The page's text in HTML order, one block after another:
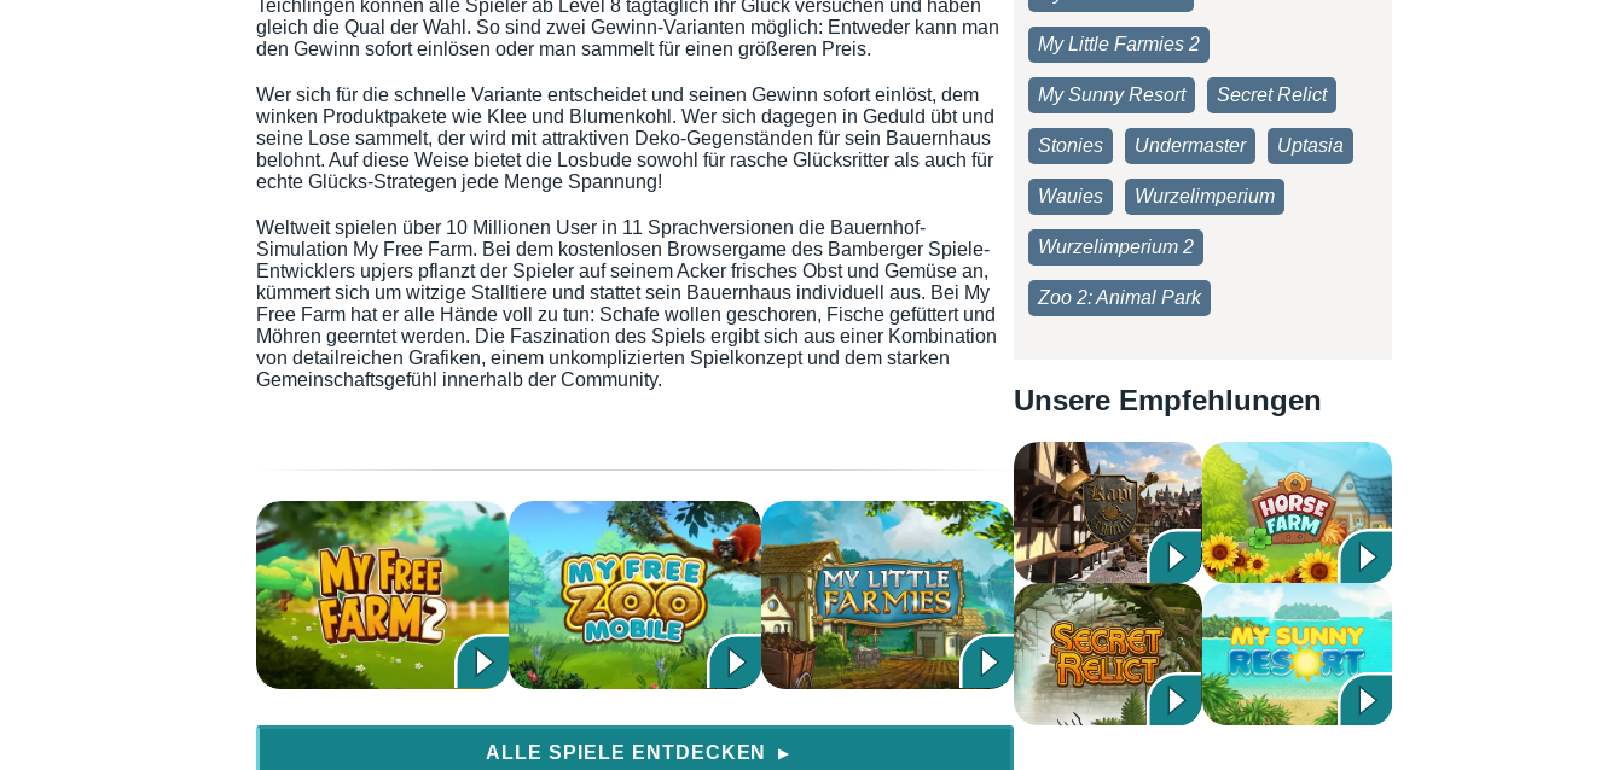
Teichlingen können alle Spieler ab Level 8 tagtäglich ihr Glück versuchen und haben
gleich die Qual der Wahl. So sind zwei Gewinn-Varianten möglich: Entweder kann man
den Gewinn sofort einlösen oder man sammelt für einen größeren Preis.
Wer sich für die schnelle Variante entscheidet und seinen Gewinn sofort einlöst, dem
winken Produktpakete wie Klee und Blumenkohl. Wer sich dagegen in Geduld übt und
seine Lose sammelt, der wird mit attraktiven Deko-Gegenständen für sein Bauernhaus
belohnt. Auf diese Weise bietet die Losbude sowohl für rasche Glücksritter als auch für
echte Glücks-Strategen jede Menge Spannung!
Weltweit spielen über 10 Millionen User in 11 Sprachversionen die Bauernhof-
Simulation My Free Farm. Bei dem kostenlosen Browsergame des Bamberger Spiele-
Entwicklers upjers pflanzt der Spieler auf seinem Acker frisches Obst und Gemüse an,
kümmert sich um witzige Stalltiere und stattet sein Bauernhaus individuell aus. Bei My
Free Farm hat er alle Hände voll zu tun: Schafe wollen geschoren, Fische gefüttert und
Möhren geerntet werden. Die Faszination des Spiels ergibt sich aus einer Kombination
von detailreichen Grafiken, einem unkomplizierten Spielkonzept und dem starken
Gemeinschaftsgefühl innerhalb der Community.
ALLE SPIELE ENTDECKEN ▶
My Little Farmies 2
My Sunny Resort Secret Relict
Stonies Undermaster Uptasia
Wauies Wurzelimperium
Wurzelimperium 2
Zoo 2: Animal Park
Unsere Empfehlungen